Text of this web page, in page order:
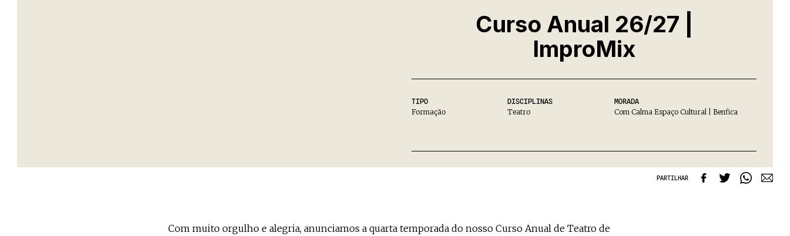
Curso Anual 26/27 |
ImproMix
TIPO
Formação
DISCIPLINAS
Teatro
MORADA
Com Calma Espaço Cultural | Benfica
PARTILHAR
Com muito orgulho e alegria, anunciamos a quarta temporada do nosso Curso Anual de Teatro de